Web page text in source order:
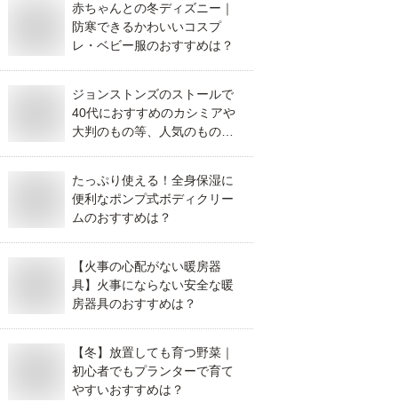
赤ちゃんとの冬ディズニー｜
防寒できるかわいいコスプ
レ・ベビー服のおすすめは？
ジョンストンズのストールで
40代におすすめのカシミアや
大判のもの等、人気のものを
たっぷり使える！全身保湿に
便利なポンプ式ボディクリー
ムのおすすめは？
【火事の心配がない暖房器
具】火事にならない安全な暖
房器具のおすすめは？
【冬】放置しても育つ野菜｜
初心者でもプランターで育て
やすいおすすめは？